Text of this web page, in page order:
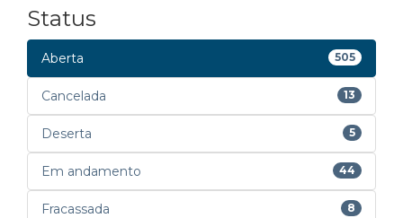
Status
Aberta 505
Cancelada 13
Deserta 5
Em andamento 44
Fracassada 8